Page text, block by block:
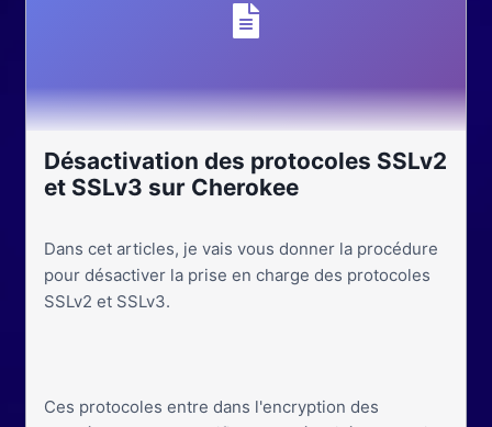
Désactivation des protocoles SSLv2
et SSLv3 sur Cherokee
Dans cet articles, je vais vous donner la procédure
pour désactiver la prise en charge des protocoles
SSLv2 et SSLv3.
Ces protocoles entre dans l'encryption des